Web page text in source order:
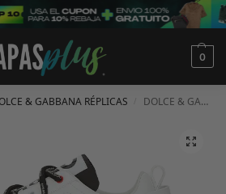
0
& GABBANA RÉPLICAS DOLCE & GABBANA PORTOFINO CUERO Y CHAROL BLANCAS